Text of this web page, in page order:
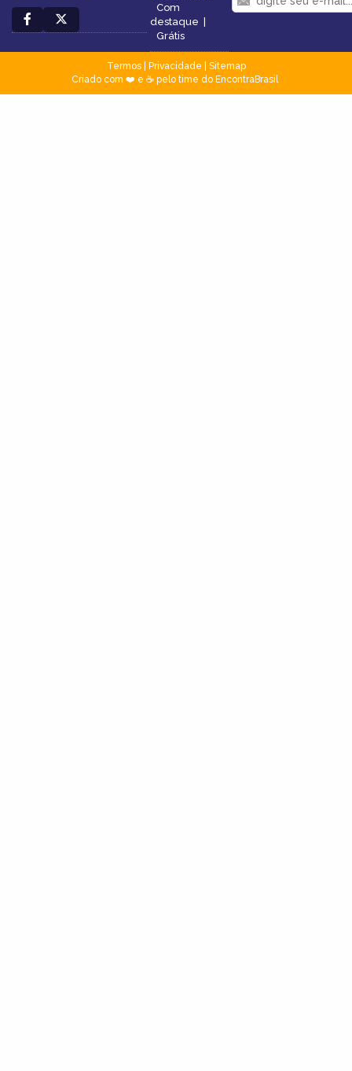
Com
destaque |
Grátis
Termos| Privacidade
Sitemap
Criado com ❤️ e ☕ pelo time do EncontraBrasil